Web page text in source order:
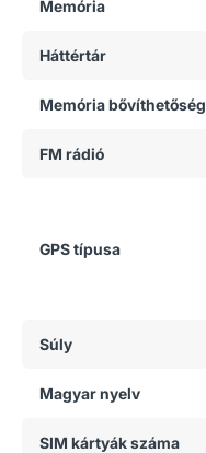
Memória
Háttértár
Memória bővíthetőség
FM rádió
GPS típusa
Súly
Magyar nyelv
SIM kártyák száma